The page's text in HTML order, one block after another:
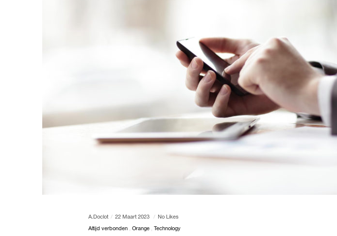
A.doclot 22 Maart 2023 No Likes
Altijd verbonden Orange Technology